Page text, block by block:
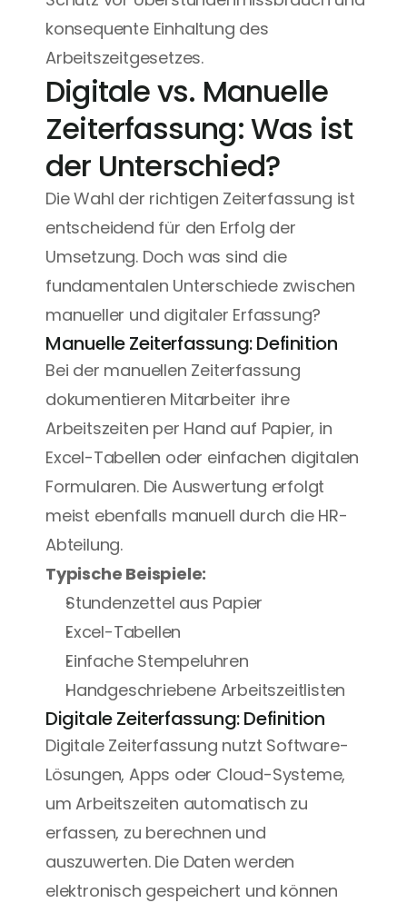
konsequente Einhaltung des
Arbeitszeitgesetzes.
Digitale vs. Manuelle
Zeiterfassung: Was ist
der Unterschied?
Die Wahl der richtigen Zeiterfassung ist
entscheidend für den Erfolg der
Umsetzung. Doch was sind die
fundamentalen Unterschiede zwischen
manueller und digitaler Erfassung?
Manuelle Zeiterfassung: Definition
Bei der manuellen Zeiterfassung
dokumentieren Mitarbeiter ihre
Arbeitszeiten per Hand auf Papier, in
Excel-Tabellen oder einfachen digitalen
Formularen. Die Auswertung erfolgt
meist ebenfalls manuell durch die HR-
Abteilung.
Typische Beispiele:
Stundenzettel aus Papier
Excel-Tabellen
Einfache Stempeluhren
Handgeschriebene Arbeitszeitlisten
Digitale Zeiterfassung: Definition
Digitale Zeiterfassung nutzt Software-
Lösungen, Apps oder Cloud-Systeme,
um Arbeitszeiten automatisch zu
erfassen, zu berechnen und
auszuwerten. Die Daten werden
elektronisch gespeichert und können